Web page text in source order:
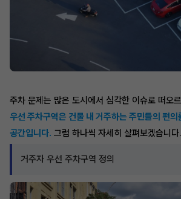
주차 문제는 많은 도시에서 심각한 이슈로 떠오
우선 주차구역은 건물 내 거주하는 주민들의 편의
공간입니다. 그럼 하나씩 자세히 살펴보겠습니다.
거주자 우선 주차구역 정의